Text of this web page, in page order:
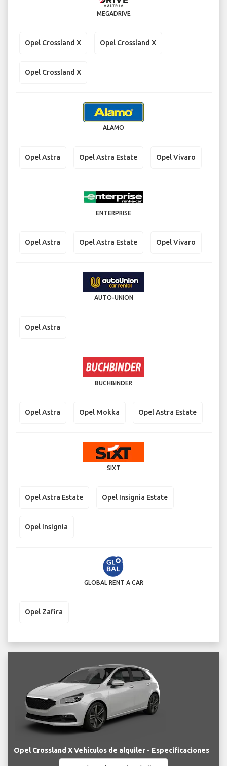
MEGADRIVE
Opel Crossland X Opel Crossland X
Opel Crossland X
ALAMO
Opel Astra Opel Astra Estate Opel Vivaro
ENTERPRISE
Opel Astra Opel Astra Estate Opel Vivaro
AUTO-UNION
Opel Astra
BUCHBINDER
Opel Astra Opel Mokka Opel Astra Estate
SIXT
Opel Astra Estate Opel Insignia Estate
Opel Insignia
GLOBAL RENT A CAR
Opel Zafira
Opel Crossland X Vehículos de alquiler - Especificaciones